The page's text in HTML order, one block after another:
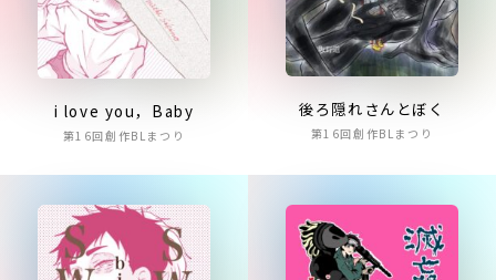
i love you，Baby
第16回創作BLまつり
後ろ隠れさんとぼく
第16回創作BLまつり